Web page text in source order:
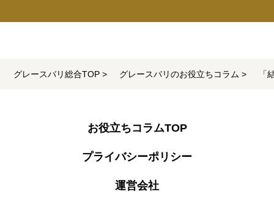
グレースバリ総合TOP グレースバリのお役立ちコラム 「
お役立ちコラムTOP
プライバシーポリシー
運営会社